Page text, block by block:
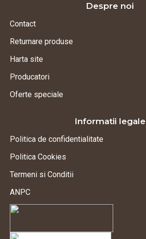
Despre noi
Contact
Returnare produse
Harta site
Producatori
Oferte speciale
Informatii legale
Politica de confidentialitate
Politica Cookies
Termeni si Conditii
ANPC